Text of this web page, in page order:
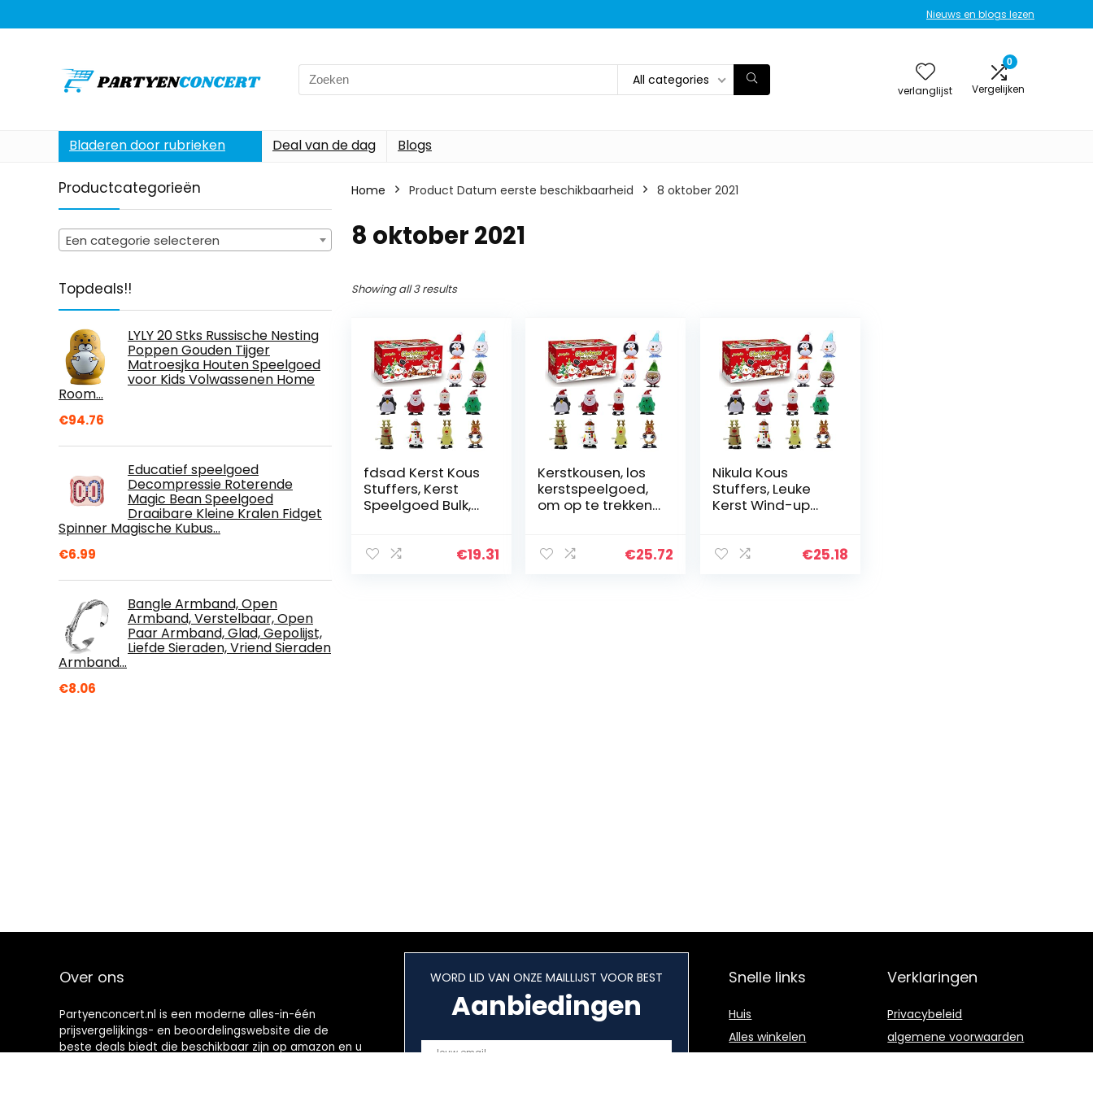
Nieuws en blogs lezen
Search
for:
All categories
verlanglijst
0
Vergelijken
Bladeren door rubrieken Deal van de dag Blogs
Productcategorieën
Een categorie selecteren
Topdeals!!
LYLY 20 Stks Russische Nesting
Poppen Gouden Tijger
Matroesjka Houten Speelgoed
voor Kids Volwassenen Home
Room…
€94.76
Educatief speelgoed
Decompressie Roterende
Magic Bean Speelgoed
Draaibare Kleine Kralen Fidget
Spinner Magische Kubus…
€6.99
Bangle Armband, Open
Armband, Verstelbaar, Open
Paar Armband, Glad, Gepolijst,
Liefde Sieraden, Vriend Sieraden
Armband…
€8.06
Home Product Datum eerste beschikbaarheid 8 oktober 2021
8 oktober 2021
Showing all 3 results
fdsad Kerst Kous
Stuffers, Kerst
Speelgoed Bulk,
Springen
€19.31
Kerstkousen, los
kerstspeelgoed,
om op te trekken,
12 stuks
€25.72
Nikula Kous
Stuffers, Leuke
Kerst Wind-up
Wind-Up
€25.18
Over ons
Partyenconcert.nl is een moderne alles-in-één
prijsvergelijkings- en beoordelingswebsite die de
beste deals biedt die beschikbaar zijn op amazon en u
WORD LID VAN ONZE MAILLIJST VOOR BEST
Aanbiedingen
Snelle links
Huis
Alles winkelen
Verklaringen
Privacybeleid
algemene voorwaarden